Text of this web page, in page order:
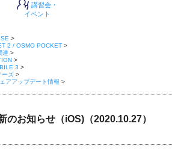
講習会・
イベント
>
2 / OSMO POCKET >
連 >
>
3 >
ーズ >
アアップデート情報 >
のお知らせ（iOS)（2020.10.27）